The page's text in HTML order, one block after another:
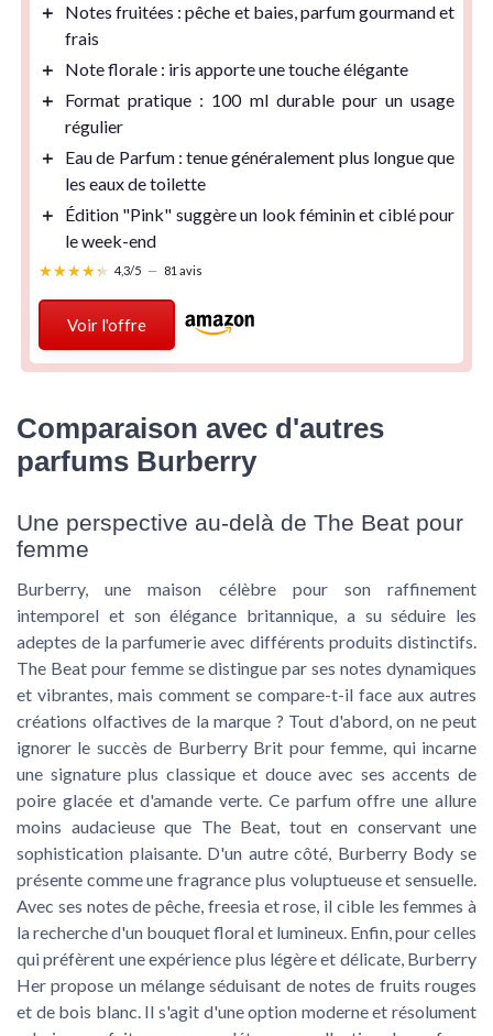
＋ Notes fruitées : pêche et baies, parfum gourmand et
frais
＋
Note florale : iris apporte une touche élégante
＋
Format pratique : 100 ml durable pour un usage
régulier
＋
Eau de Parfum: tenue généralement plus longue que
les eaux de toilette
＋
Édition "Pink" suggère un look féminin et ciblé pour
le week-end
★★★★★
★★★★★ 4,3/5 — 81 avis
Voir l'offre
Comparaison avec d'autres
parfums Burberry
Une perspective au-delà de The Beat pour
femme
Burberry, une maison célèbre pour son raffinement
intemporel et son élégance britannique, a su séduire les
adeptes de la parfumerie avec différents produits distinctifs.
The Beat pour femme se distingue par ses notes dynamiques
et vibrantes, mais comment se compare-t-il face aux autres
créations olfactives de la marque ? Tout d'abord, on ne peut
ignorer le succès de Burberry Brit pour femme, qui incarne
une signature plus classique et douce avec ses accents de
poire glacée et d'amande verte. Ce parfum offre une allure
moins audacieuse que The Beat, tout en conservant une
sophistication plaisante. D'un autre côté, Burberry Body se
présente comme une fragrance plus voluptueuse et sensuelle.
Avec ses notes de pêche, freesia et rose, il cible les femmes à
la recherche d'un bouquet floral et lumineux. Enfin, pour celles
qui préfèrent une expérience plus légère et délicate, Burberry
Her propose un mélange séduisant de notes de fruits rouges
et de bois blanc. Il s'agit d'une option moderne et résolument